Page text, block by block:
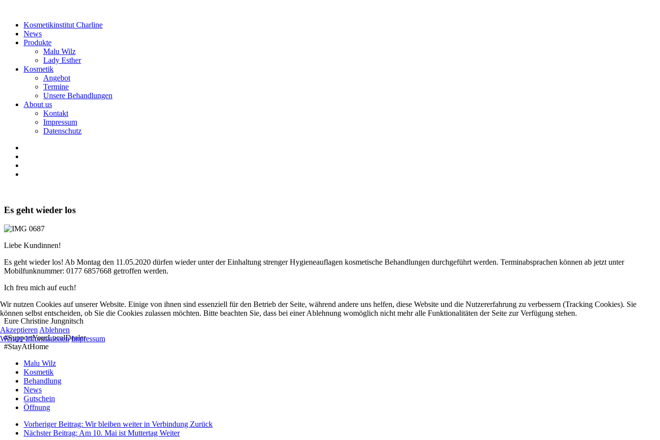
Kosmetikinstitut Charline
News
Produkte
Malu Wilz
Lady Esther
Kosmetik
Angebot
Termine
Unsere Behandlungen
About us
Kontakt
Impressum
Datenschutz
Es geht wieder los
Liebe Kundinnen!
Es geht wieder los! Ab Montag den 11.05.2020 dürfen wieder unter der Einhaltung strenger Hygieneauflagen kosmetische Behandlungen durchgeführt werden. Terminabsprachen können ab jetzt unter
Mobilfunknummer: 0177 6857668 getroffen werden.
Ich freu mich auf euch!
Eure Christine Jungnitsch
#SupportYourLocalDealer
#StayAtHome
Malu Wilz
Kosmetik
Behandlung
News
Gutschein
Öffnung
Vorheriger Beitrag: Wir bleiben weiter in Verbindung Zurück
Nächster Beitrag: Am 10. Mai ist Muttertag Weiter
Wir nutzen Cookies auf unserer Website. Einige von ihnen sind essenziell für den Betrieb der Seite, während andere uns helfen, diese Website und die Nutzererfahrung zu verbessern (Tracking Cookies). Sie
können selbst entscheiden, ob Sie die Cookies zulassen möchten. Bitte beachten Sie, dass bei einer Ablehnung womöglich nicht mehr alle Funktionalitäten der Seite zur Verfügung stehen.
Akzeptieren Ablehnen
Weitere Informationen Impressum